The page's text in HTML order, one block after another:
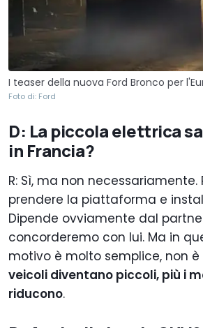
I teaser della nuova Ford Bronco per
Foto di: Ford
D: La piccola elettrica
in Francia?
R: Sì, ma non
prendere la piattaforma e
Dipende ovviamente dal
concorderemo con lui. Ma in
motivo è molto semplice, non è
veicoli diventano piccoli, più i
riducono.